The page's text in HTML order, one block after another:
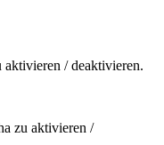
/ deaktivieren.
zu aktivieren /